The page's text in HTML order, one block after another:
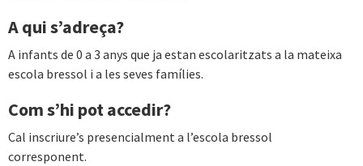
A qui s’adreça?
A infants de 0 a 3 anys que ja estan escolaritzats a la mateixa
escola bressol i a les seves famílies.
Com s’hi pot accedir?
Cal inscriure’s presencialment a l’escola bressol
corresponent.